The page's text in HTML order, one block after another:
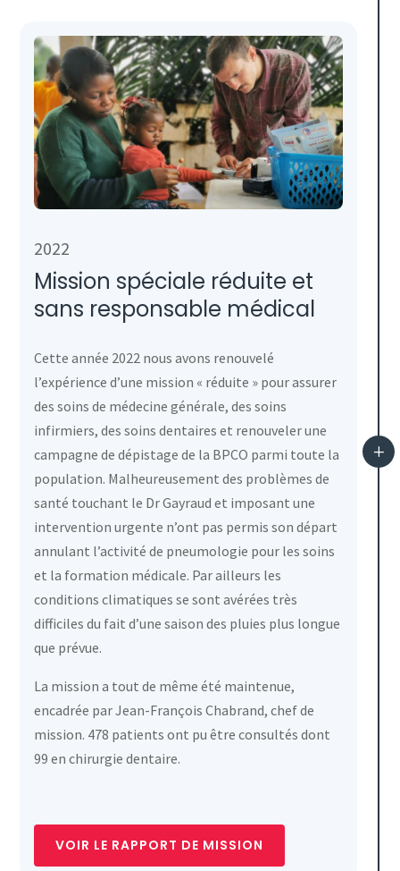
L
2022
Mission spéciale réduite et
sans responsable médical
Cette année 2022 nous avons renouvelé
l’expérience d’une mission « réduite » pour assurer
des soins de médecine générale, des soins
infirmiers, des soins dentaires et renouveler une
campagne de dépistage de la BPCO parmi toute la
population. Malheureusement des problèmes de
santé touchant le Dr Gayraud et imposant une
intervention urgente n’ont pas permis son départ
annulant l’activité de pneumologie pour les soins
et la formation médicale. Par ailleurs les
conditions climatiques se sont avérées très
difficiles du fait d’une saison des pluies plus longue
que prévue.
La mission a tout de même été maintenue,
encadrée par Jean-François Chabrand, chef de
mission. 478 patients ont pu être consultés dont
99 en chirurgie dentaire.
VOIR LE RAPPORT DE MISSION